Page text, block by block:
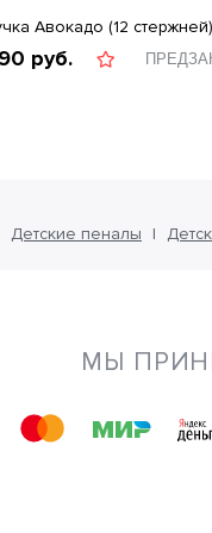
Авокадо (12 стержней)
руб.
Детские пеналы
МЫ